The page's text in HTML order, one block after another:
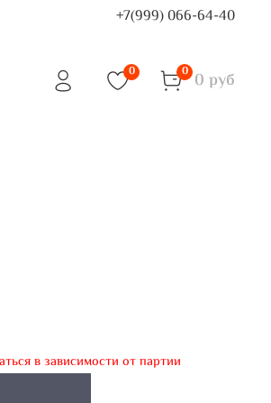
+7(999) 066-64-40
0 0 0 руб
в зависимости от партии